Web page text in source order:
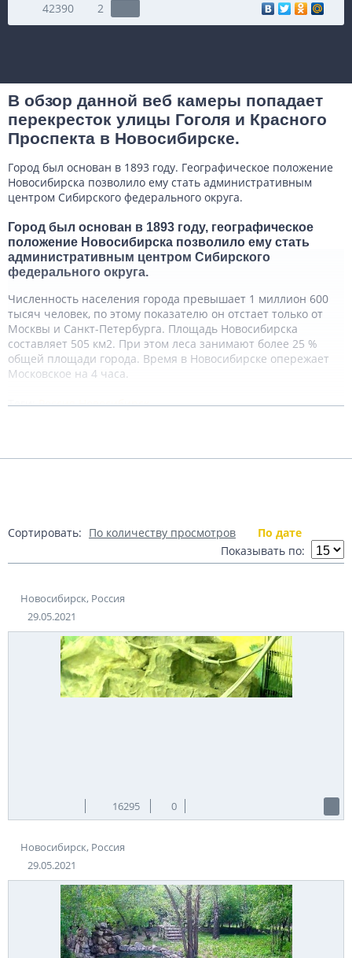
42390 2
В обзор данной веб камеры попадает
перекресток улицы Гоголя и Красного
Проспекта в Новосибирске.
Город был основан в 1893 году. Географическое положение
Новосибирска позволило ему стать административным
центром Сибирского федерального округа.
Город был основан в 1893 году, географическое
положение Новосибирска позволило ему стать
административным центром Сибирского
федерального округа.
Численность населения города превышает 1 миллион 600
тысяч человек, по этому показателю он отстает только от
Москвы и Санкт-Петербурга. Площадь Новосибирска
составляет 505 км2. При этом леса занимают более 25 %
общей площади города. Время в Новосибирске опережает
Московское на 4 часа.
Теги:Россия Новосибирск
Сортировать: По количеству просмотров
По дате
Показывать по:
Новосибирск, Россия
29.05.2021
16295 0
Новосибирск, Россия
29.05.2021